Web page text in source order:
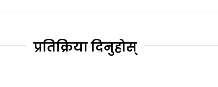
प्रतिक्रिया दिनुहोस्